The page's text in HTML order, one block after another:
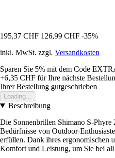
195,37 CHF 126,99 CHF -35%
inkl. MwSt. zzgl. Versandkosten
Sparen Sie 5% mit dem Code
+6,35 CHF für Ihre nächste
Ihrer Bestellung gutgeschrieben
Loading...
Beschreibung
Die Sonnenbrillen Shimano S-
Bedürfnisse von Outdoor-
erfüllen. Dank ihres ergonomischen
Komfort und Leistung, um Sie bei